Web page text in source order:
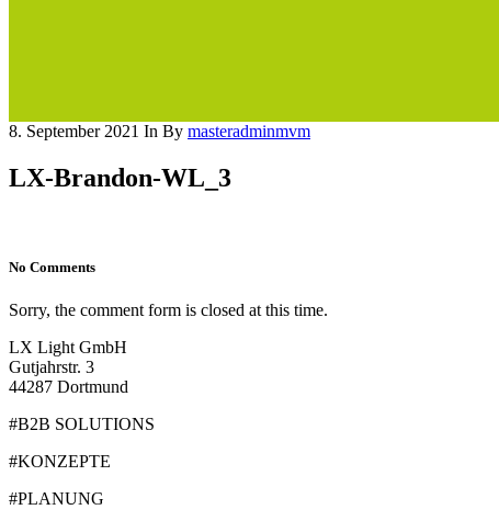
8. September 2021 In By masteradminmvm
LX-Brandon-WL_3
No Comments
Sorry, the comment form is closed at this time.
LX Light GmbH
Gutjahrstr. 3
44287 Dortmund
#B2B SOLUTIONS
#KONZEPTE
#PLANUNG